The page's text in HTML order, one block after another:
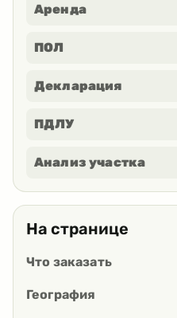
Аренда
ПОЛ
Декларация
ПДЛУ
Анализ участка
На странице
Что заказать
География